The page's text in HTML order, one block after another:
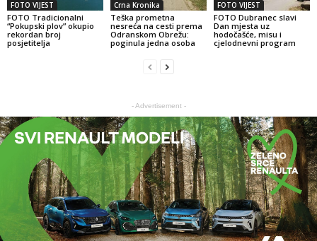
FOTO VIJEST
FOTO Tradicionalni
“Pokupski plov” okupio
rekordan broj
posjetitelja
Crna Kronika
Teška prometna
nesreća na cesti prema
Odranskom Obrežu:
poginula jedna osoba
FOTO VIJEST
FOTO Dubranec slavi
Dan mjesta uz
hodočašće, misu i
cjelodnevni program
- Advertisement -